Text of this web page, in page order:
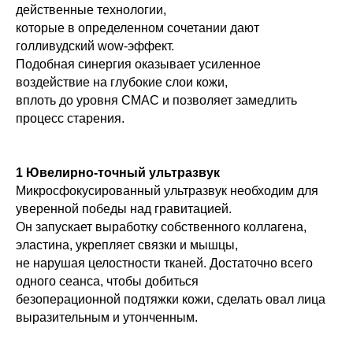
действенные технологии,
которые в определенном сочетании дают
голливудский wow-эффект.
Подобная синергия оказывает усиленное
воздействие на глубокие слои кожи,
вплоть до уровня СМАС и позволяет замедлить
процесс старения.
1 Ювелирно-точный ультразвук
Микросфокусированный ультразвук необходим для
уверенной победы над гравитацией.
Он запускает выработку собственного коллагена,
эластина, укрепляет связки и мышцы,
не нарушая целостности тканей. Достаточно всего
одного сеанса, чтобы добиться
безоперационной подтяжки кожи, сделать овал лица
выразительным и утонченным.